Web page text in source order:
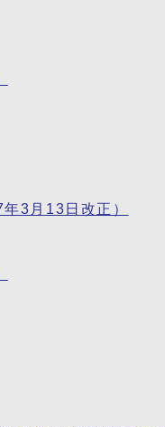
3月13日改正）